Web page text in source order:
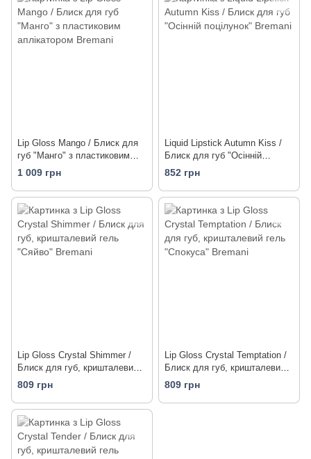
Lip Gloss Mango / Блиск для
губ "Манго" з пластиковим
аплікатором
1 009 грн
Liquid Lipstick Autumn Kiss /
Блиск для губ "Осінній
поцілунок"
852 грн
Lip Gloss Crystal Shimmer /
Блиск для губ, кришталевий
гель "Сяйво"
809 грн
Lip Gloss Crystal Temptation /
Блиск для губ, кришталевий
гель "Спокуса"
809 грн